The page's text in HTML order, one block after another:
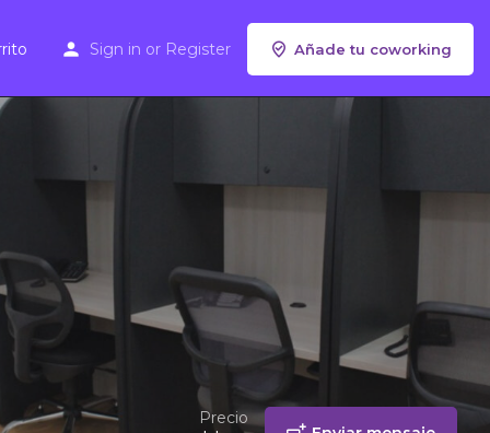
Sign in or Register Añade tu coworking
Precio